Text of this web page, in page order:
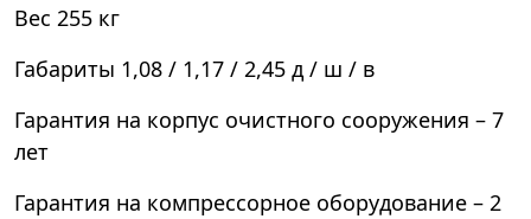
Вес 255 кг
Габариты 1,08 / 1,17 / 2,45 д / ш / в
Гарантия на корпус очистного сооружения – 7
лет
Гарантия на компрессорное оборудование – 2